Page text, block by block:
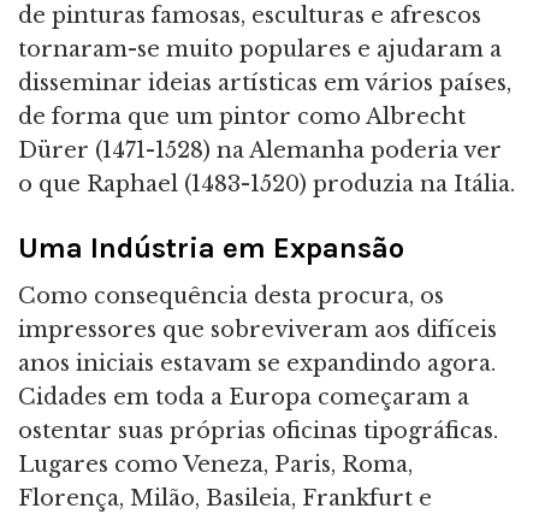
de pinturas famosas, esculturas e afrescos
tornaram-se muito populares e ajudaram a
disseminar ideias artísticas em vários países,
de forma que um pintor como Albrecht
Dürer (1471-1528) na Alemanha poderia ver
o que Raphael (1483-1520) produzia na Itália.
Uma Indústria em Expansão
Como consequência desta procura, os
impressores que sobreviveram aos difíceis
anos iniciais estavam se expandindo agora.
Cidades em toda a Europa começaram a
ostentar suas próprias oficinas tipográficas.
Lugares como Veneza, Paris, Roma,
Florença, Milão, Basileia, Frankfurt e